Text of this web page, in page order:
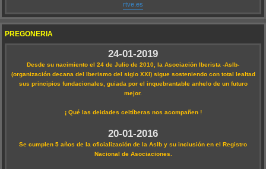
rtve.es
PREGONERÍA
24-01-2019
Desde su nacimiento el 24 de Julio de 2010, la Asociación Iberista -AsIb-
(organización decana del Iberismo del siglo XXI) sigue sosteniendo con total lealtad
sus principios fundacionales, guiada por el inquebrantable anhelo de un futuro
mejor.
¡ Qué las deidades celtíberas nos acompañen !
20-01-2016
Se cumplen 5 años de la oficialización de la AsIb y su inclusión en el Registro
Nacional de Asociaciones.